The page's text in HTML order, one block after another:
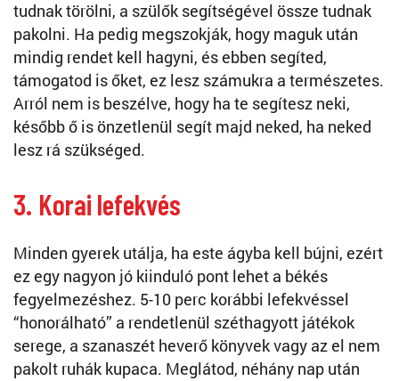
tudnak törölni, a szülők segítségével össze tudnak
pakolni. Ha pedig megszokják, hogy maguk után
mindig rendet kell hagyni, és ebben segíted,
támogatod is őket, ez lesz számukra a természetes.
Arról nem is beszélve, hogy ha te segítesz neki,
később ő is önzetlenül segít majd neked, ha neked
lesz rá szükséged.
3. Korai lefekvés
Minden gyerek utálja, ha este ágyba kell bújni, ezért
ez egy nagyon jó kiinduló pont lehet a békés
fegyelmezéshez. 5-10 perc korábbi lefekvéssel
“honorálható” a rendetlenül széthagyott játékok
serege, a szanaszét heverő könyvek vagy az el nem
pakolt ruhák kupaca. Meglátod, néhány nap után